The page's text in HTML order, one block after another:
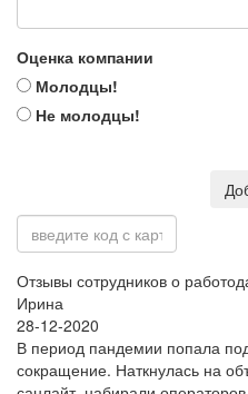
Оценка компании
Молодцы!
Не молодцы!
Отзывы сотрудников о
Ирина
28-12-2020
В период пандемии попала
сокращение. Наткнулась на